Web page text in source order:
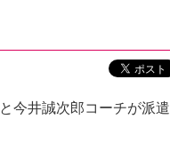
今井誠次郎コーチが派遣